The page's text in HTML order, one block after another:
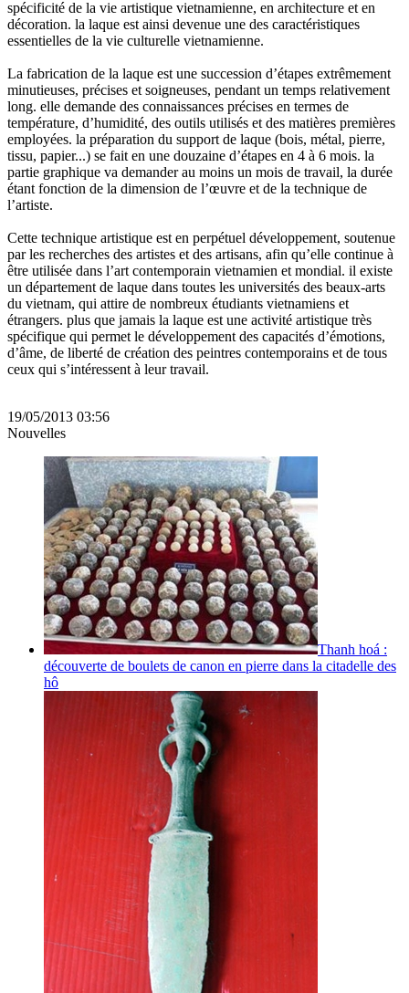
spécificité de la vie artistique vietnamienne, en architecture et en
décoration. la laque est ainsi devenue une des caractéristiques
essentielles de la vie culturelle vietnamienne.
La fabrication de la laque est une succession d’étapes extrêmement
minutieuses, précises et soigneuses, pendant un temps relativement
long. elle demande des connaissances précises en termes de
température, d’humidité, des outils utilisés et des matières premières
employées. la préparation du support de laque (bois, métal, pierre,
tissu, papier...) se fait en une douzaine d’étapes en 4 à 6 mois. la
partie graphique va demander au moins un mois de travail, la durée
étant fonction de la dimension de l’œuvre et de la technique de
l’artiste.
Cette technique artistique est en perpétuel développement, soutenue
par les recherches des artistes et des artisans, afin qu’elle continue à
être utilisée dans l’art contemporain vietnamien et mondial. il existe
un département de laque dans toutes les universités des beaux-arts
du vietnam, qui attire de nombreux étudiants vietnamiens et
étrangers. plus que jamais la laque est une activité artistique très
spécifique qui permet le développement des capacités d’émotions,
d’âme, de liberté de création des peintres contemporains et de tous
ceux qui s’intéressent à leur travail.
19/05/2013 03:56
Nouvelles
Thanh hoá :
découverte de boulets de canon en pierre dans la citadelle des
hô